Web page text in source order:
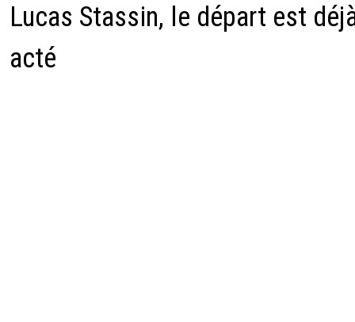
Lucas Stassin, le départ est
acté